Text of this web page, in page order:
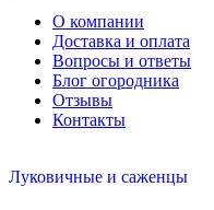
О компании
Доставка и оплата
Вопросы и ответы
Блог огородника
Отзывы
Контакты
Луковичные и саженцы